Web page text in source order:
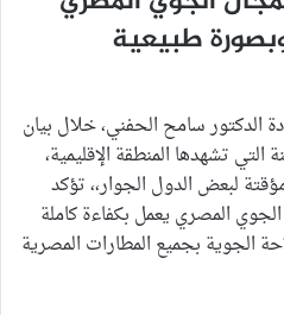
طبيعية
الدكتور سامح الحفني، خلال بيان
تشهدها المنطقة الإقليمية،
لبعض الدول الجوار،، تؤكد
المصري يعمل بكفاءة كاملة
الجوية بجميع المطارات المصرية